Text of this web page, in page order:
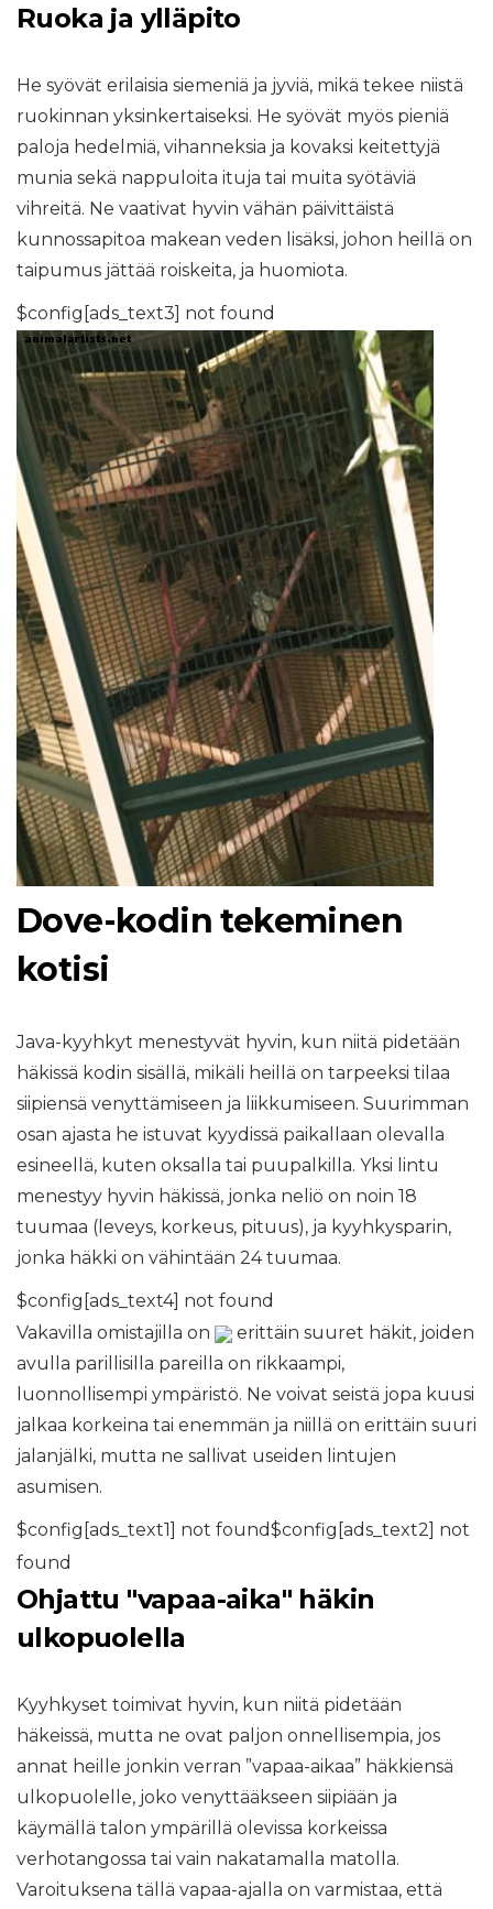
Ruoka ja ylläpito
He syövät erilaisia ​​siemeniä ja jyviä, mikä tekee niistä
ruokinnan yksinkertaiseksi. He syövät myös pieniä
paloja hedelmiä, vihanneksia ja kovaksi keitettyjä
munia sekä nappuloita ituja tai muita syötäviä
vihreitä. Ne vaativat hyvin vähän päivittäistä
kunnossapitoa makean veden lisäksi, johon heillä on
taipumus jättää roiskeita, ja huomiota.
$config[ads_text3] not found
Dove-kodin tekeminen
kotisi
Java-kyyhkyt menestyvät hyvin, kun niitä pidetään
häkissä kodin sisällä, mikäli heillä on tarpeeksi tilaa
siipiensä venyttämiseen ja liikkumiseen. Suurimman
osan ajasta he istuvat kyydissä paikallaan olevalla
esineellä, kuten oksalla tai puupalkilla. Yksi lintu
menestyy hyvin häkissä, jonka neliö on noin 18
tuumaa (leveys, korkeus, pituus), ja kyyhkysparin,
jonka häkki on vähintään 24 tuumaa.
$config[ads_text4] not found
Vakavilla omistajilla on
erittäin suuret häkit, joiden
avulla parillisilla pareilla on rikkaampi,
luonnollisempi ympäristö. Ne voivat seistä jopa kuusi
jalkaa korkeina tai enemmän ja niillä on erittäin suuri
jalanjälki, mutta ne sallivat useiden lintujen
asumisen.
$config[ads_text1] not found$config[ads_text2] not
found
Ohjattu "vapaa-aika" häkin
ulkopuolella
Kyyhkyset toimivat hyvin, kun niitä pidetään
häkeissä, mutta ne ovat paljon onnellisempia, jos
annat heille jonkin verran ”vapaa-aikaa” häkkiensä
ulkopuolelle, joko venyttääkseen siipiään ja
käymällä talon ympärillä olevissa korkeissa
verhotangossa tai vain nakatamalla matolla.
Varoituksena tällä vapaa-ajalla on varmistaa, että